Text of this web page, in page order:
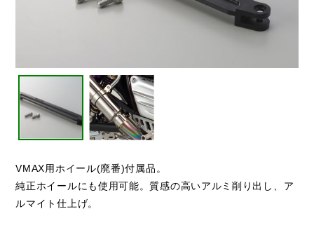
VMAX用ホイール(廃番)付属品。
純正ホイールにも使用可能。質感の高いアルミ削り出し、ア
ルマイト仕上げ。